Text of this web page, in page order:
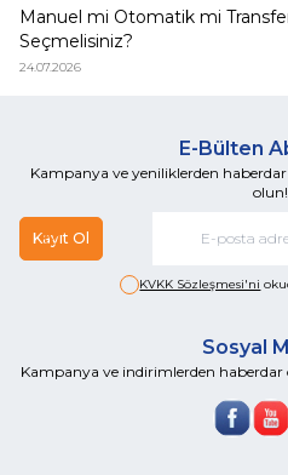
Manuel mi Otomatik mi
Seçmelisiniz?
24.07.2026
E-Bülten
Kampanya ve yeniliklerden
olun!
Kayıt Ol
KVKK Sözleşmesi'ni
Sosyal
Kampanya ve indirimlerden